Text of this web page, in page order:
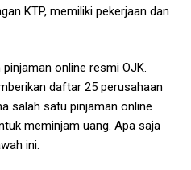
KTP, memiliki pekerjaan dan
online resmi OJK.
daftar 25 perusahaan
salah satu pinjaman online
meminjam uang. Apa saja
ini.